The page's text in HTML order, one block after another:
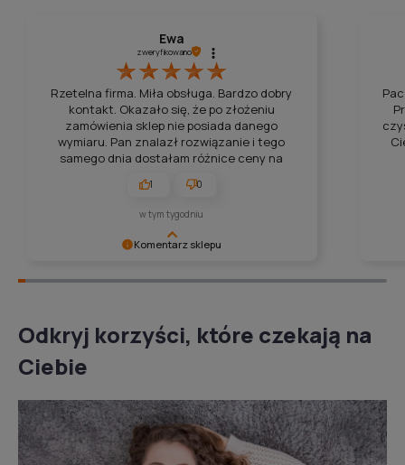
Komentarz sklepu
Ewa
zweryfikowano
Rzetelna firma. Miła obsługa. Bardzo dobry
kontakt. Okazało się, że po złożeniu
zamówienia sklep nie posiada danego
wymiaru. Pan znalazł rozwiązanie i tego
samego dnia dostałam różnice ceny na
1 0
w tym tygodniu
Odkryj korzyści, które czekają na
Ciebie